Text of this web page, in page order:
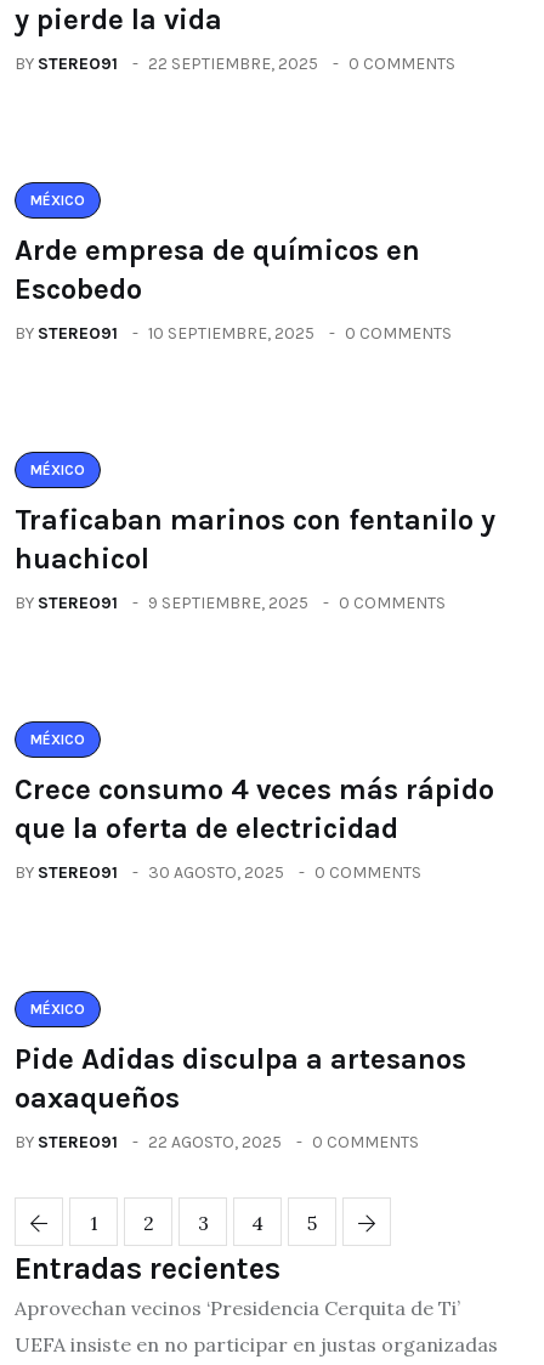
y pierde la vida
BY STEREO91 22 SEPTIEMBRE, 2025 0 COMMENTS
MÉXICO
Arde empresa de químicos en
Escobedo
BY STEREO91 10 SEPTIEMBRE, 2025 0 COMMENTS
MÉXICO
Traficaban marinos con fentanilo y
huachicol
BY STEREO91 9 SEPTIEMBRE, 2025 0 COMMENTS
MÉXICO
Crece consumo 4 veces más rápido
que la oferta de electricidad
BY STEREO91 30 AGOSTO, 2025 0 COMMENTS
MÉXICO
Pide Adidas disculpa a artesanos
oaxaqueños
BY STEREO91 22 AGOSTO, 2025 0 COMMENTS
1 2 3 4 5
Entradas recientes
Aprovechan vecinos ‘Presidencia Cerquita de Ti’
UEFA insiste en no participar en justas organizadas